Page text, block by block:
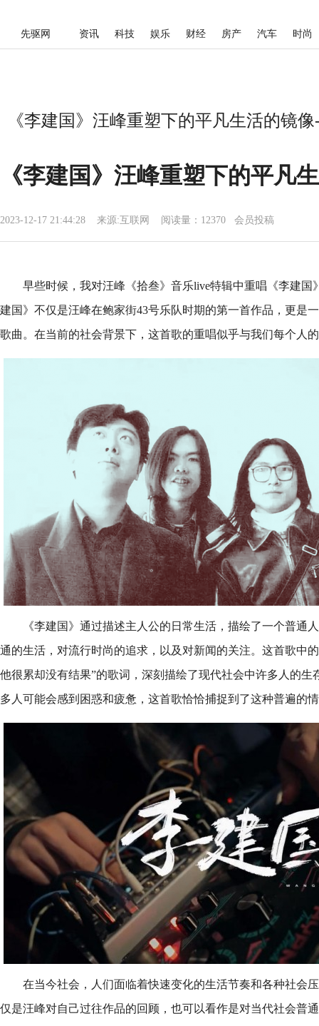
先驱网 资讯 科技 娱乐 财经 房产 汽车 时尚
《李建国》汪峰重塑下的平凡生活的镜
《李建国》汪峰重塑下的平凡
2023-12-17 21:44:28 来源:互联网 阅读量：12370 会员投稿
早些时候，我对汪峰《拾叁》音乐live特辑中重唱《李建国
建国》不仅是汪峰在鲍家街43号乐队时期的第一首作品，更是
歌曲。在当前的社会背景下，这首歌的重唱似乎与我们每个人
《李建国》通过描述主人公的日常生活，描绘了一个普通
通的生活，对流行时尚的追求，以及对新闻的关注。这首歌中
他很累却没有结果”的歌词，深刻描绘了现代社会中许多人的生
多人可能会感到困惑和疲惫，这首歌恰恰捕捉到了这种普遍的
在当今社会，人们面临着快速变化的生活节奏和各种社会
仅是汪峰对自己过往作品的回顾，也可以看作是对当代社会普